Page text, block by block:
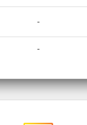
-
-